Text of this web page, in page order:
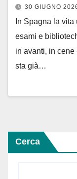
30 GIUGNO
In Spagna la
esami e
in avanti, in
sta già…
Cerca